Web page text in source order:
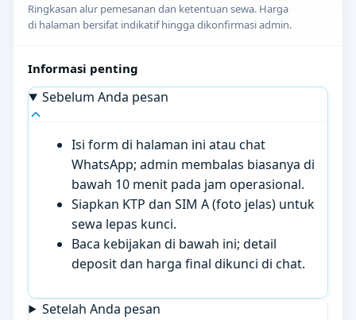
Ringkasan alur pemesanan dan ketentuan sewa. Harga
di halaman bersifat indikatif hingga dikonfirmasi admin.
Informasi penting
Sebelum Anda pesan
Isi form di halaman ini atau chat
WhatsApp; admin membalas biasanya di
bawah 10 menit pada jam operasional.
Siapkan KTP dan SIM A (foto jelas) untuk
sewa lepas kunci.
Baca kebijakan di bawah ini; detail
deposit dan harga final dikunci di chat.
Setelah Anda pesan